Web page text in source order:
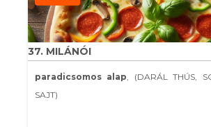
37. MILÁNÓI
paradicsomos alap, (DARÁL THÚS,
SAJT)